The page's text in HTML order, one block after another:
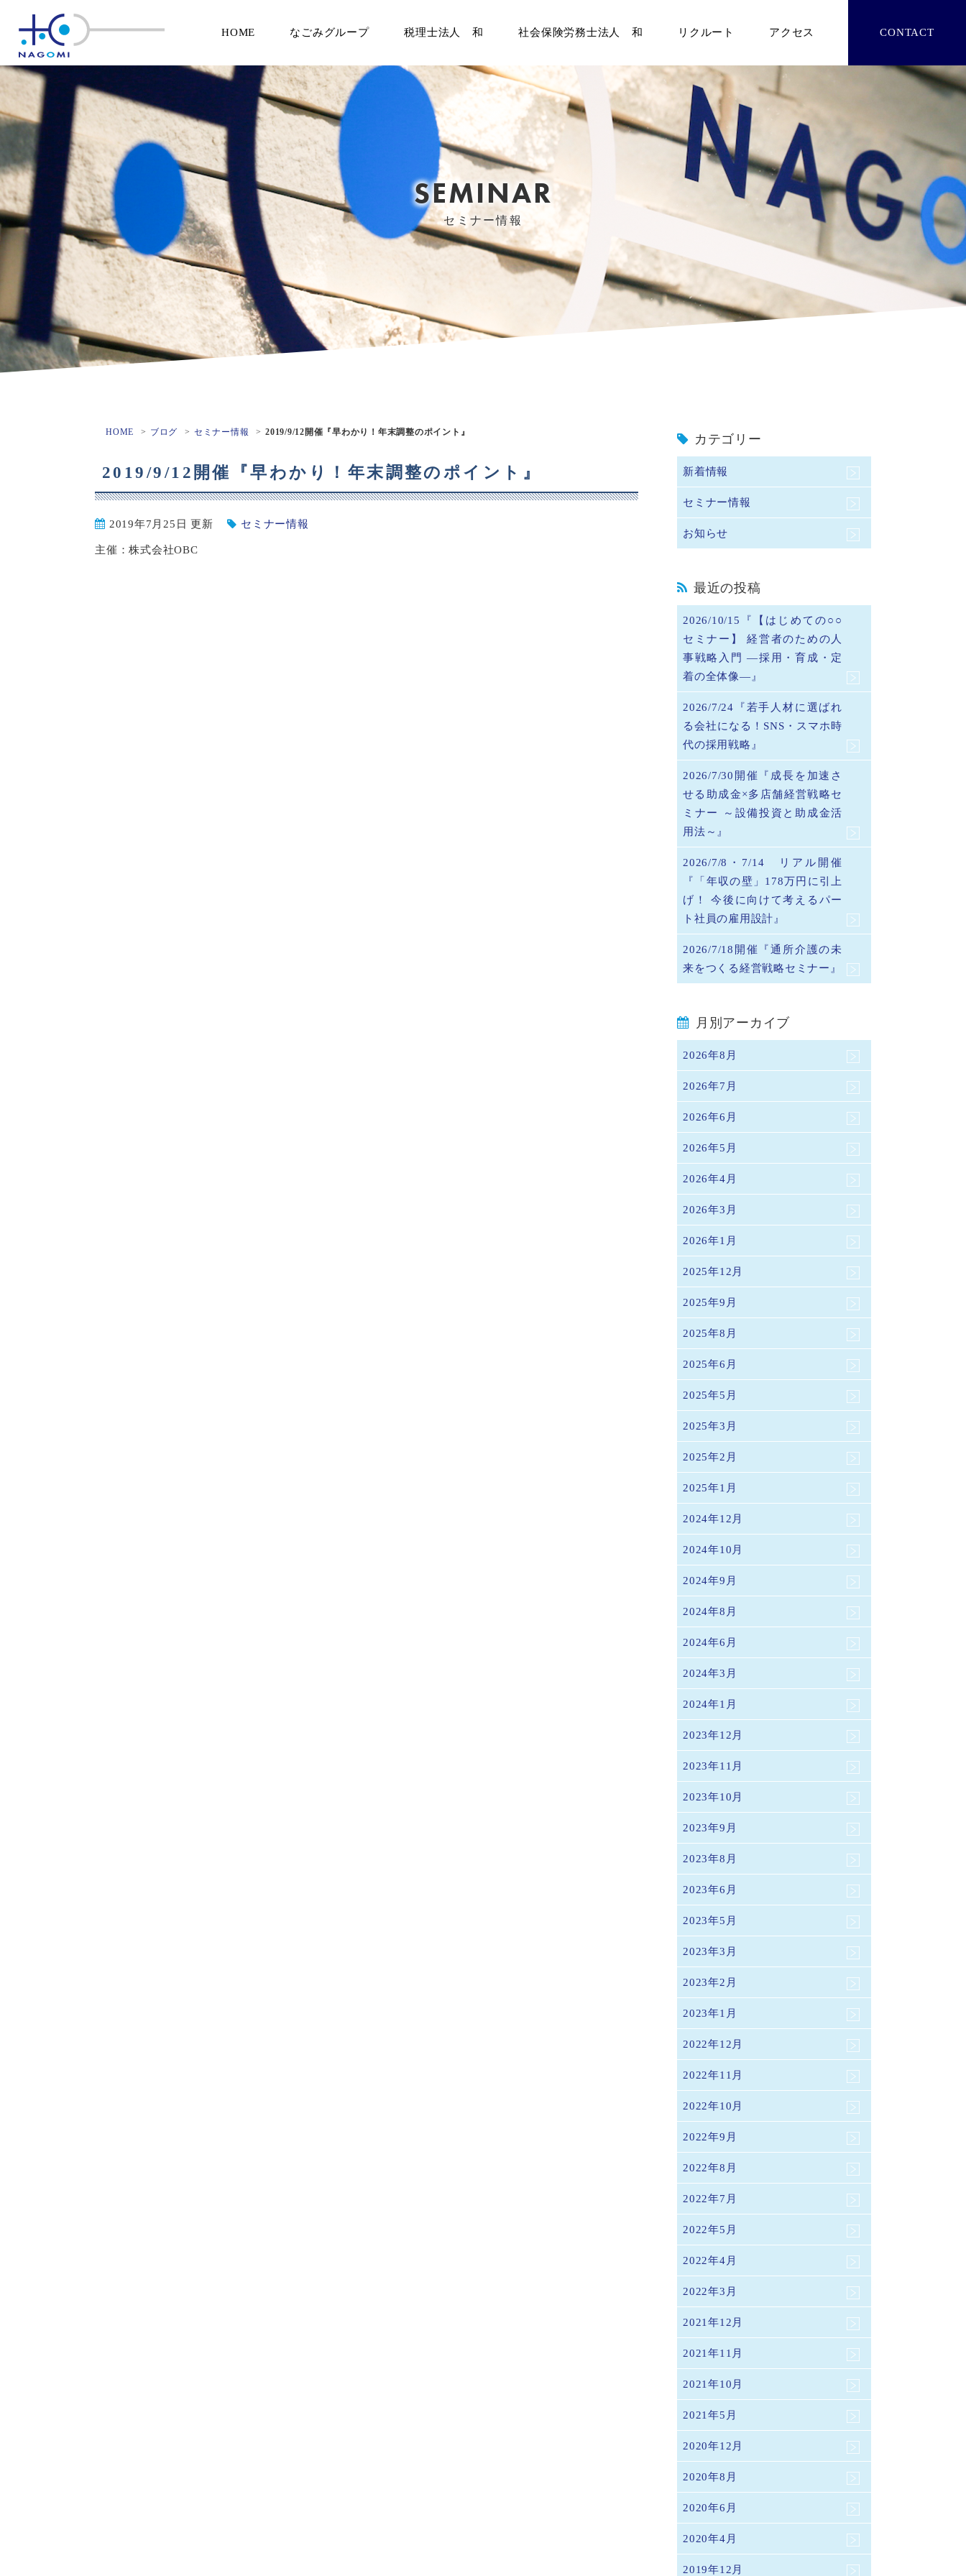
HOME なごみグループ 税理士法人 和 社会保険労務士法人 和 リクルート アクセス CONTACT
SEMINAR
セミナー情報
HOME ブログ セミナー情報 2019/9/12開催『早わかり！年末調整のポイント』
2019/9/12開催『早わかり！年末調整のポイント』
2019年7月25日 更新 セミナー情報
主催：株式会社OBC
カテゴリー
新着情報
セミナー情報
お知らせ
最近の投稿
2026/10/15『【はじめての○○
セミナー】 経営者のための人
事戦略入門 ―採用・育成・定
着の全体像―』
2026/7/24『若手人材に選ばれ
る会社になる！SNS・スマホ時
代の採用戦略』
2026/7/30開催『成長を加速さ
せる助成金×多店舗経営戦略セ
ミナー ～設備投資と助成金活
用法～』
2026/7/8・7/14 リアル開催
『「年収の壁」178万円に引上
げ！ 今後に向けて考えるパー
ト社員の雇用設計』
2026/7/18開催『通所介護の未
来をつくる経営戦略セミナー』
月別アーカイブ
2026年8月
2026年7月
2026年6月
2026年5月
2026年4月
2026年3月
2026年1月
2025年12月
2025年9月
2025年8月
2025年6月
2025年5月
2025年3月
2025年2月
2025年1月
2024年12月
2024年10月
2024年9月
2024年8月
2024年6月
2024年3月
2024年1月
2023年12月
2023年11月
2023年10月
2023年9月
2023年8月
2023年6月
2023年5月
2023年3月
2023年2月
2023年1月
2022年12月
2022年11月
2022年10月
2022年9月
2022年8月
2022年7月
2022年5月
2022年4月
2022年3月
2021年12月
2021年11月
2021年10月
2021年5月
2020年12月
2020年8月
2020年6月
2020年4月
2019年12月